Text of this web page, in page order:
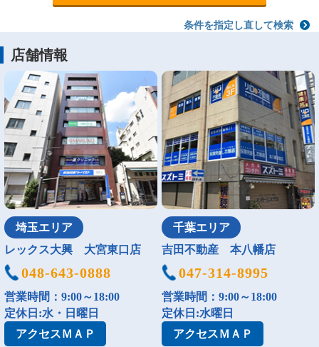
条件を指定し直して検索
店舗情報
埼玉エリア
レックス大興 大宮東口店
048-643-0888
営業時間：9:00～18:00
定休日:水・日曜日
アクセスＭＡＰ
千葉エリア
吉田不動産 本八幡店
047-314-8995
営業時間：9:00～18:00
定休日:水曜日
アクセスＭＡＰ